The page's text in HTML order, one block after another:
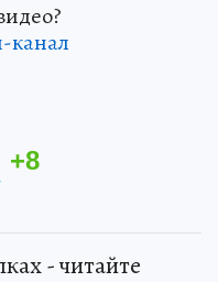
канал
+8
- читайте